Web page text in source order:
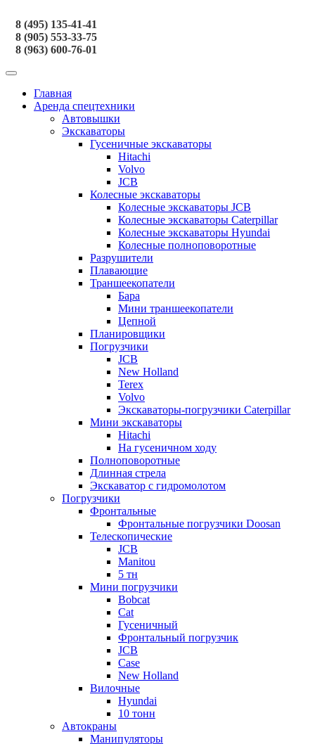
8 (495) 135-41-41
8 (905) 553-33-75
8 (963) 600-76-01
Главная
Аренда спецтехники
Автовышки
Экскаваторы
Гусеничные экскаваторы
Hitachi
Volvo
JCB
Колесные экскаваторы
Колесные экскаваторы JCB
Колесные экскаваторы Caterpillar
Колесные экскаваторы Hyundai
Колесные полноповоротные
Разрушители
Плавающие
Траншеекопатели
Бара
Мини траншеекопатели
Цепной
Планировщики
Погрузчики
JCB
New Holland
Terex
Volvo
Экскаваторы-погрузчики Caterpillar
Мини экскаваторы
Hitachi
На гусеничном ходу
Полноповоротные
Длинная стрела
Экскаватор с гидромолотом
Погрузчики
Фронтальные
Фронтальные погрузчики Doosan
Телескопические
JCB
Manitou
5 тн
Мини погрузчики
Bobcat
Cat
Гусеничный
Фронтальный погрузчик
JCB
Case
New Holland
Вилочные
Hyundai
10 тонн
Автокраны
Манипуляторы